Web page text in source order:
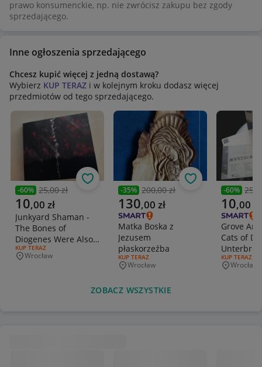
prawo konsumenckie, np. nie zwrócisz zakupu bez zgody
sprzedającego.
Inne ogłoszenia sprzedającego
Chcesz kupić więcej z jedną dostawą?
Wybierz KUP TERAZ i w kolejnym kroku dodasz więcej
przedmiotów od tego sprzedającego.
Poprzednia cena
-60% 25,00 zł
Aktualna cena
10,00 zł
Junkyard Shaman -
The Bones of
Diogenes Were Also
Overgrown with
Grass CDr
RODZAJ OFERTY:
KUP TERAZ
Miejscowość
Wrocław
Obserwuj
Poprzednia cena
-35% 200,00 zł
Aktualna cena
130,00 zł
Matka Boska z
Jezusem
płaskorzeźba
RODZAJ OFERTY:
KUP TERAZ
Miejscowość
Wrocław
Obserwuj
-60%
Aktualna
10,00
Grove
Cats of
RODZAJ
KUP TERAZ
Wrocław
ZOBACZ WSZYSTKIE